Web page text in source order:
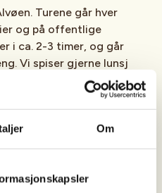
Om
Turene går hver
og på offentlige
i ca. 2-3 timer, og går
Vi spiser gjerne lunsj
gjerne med litt mat og
og bli med ut på tur.